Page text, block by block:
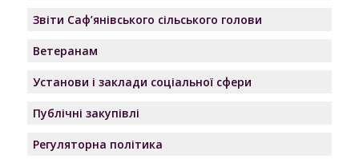
Звіти Саф’янівського сільського голови
Ветеранам
Установи і заклади соціальної сфери
Публічні закупівлі
Регуляторна політика